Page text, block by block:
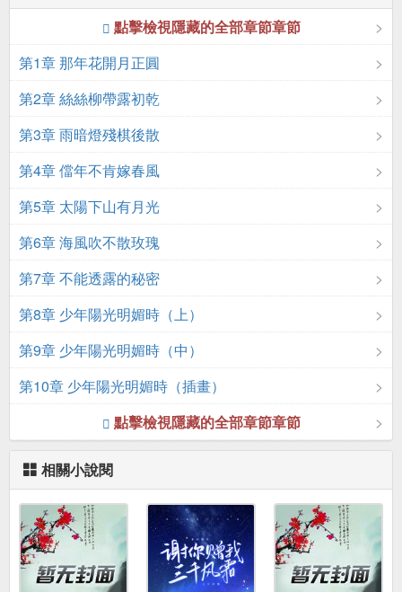
點擊檢視隱藏的全部章節章節
第1章 那年花開月正圓
第2章 絲絲柳帶露初乾
第3章 雨暗燈殘棋後散
第4章 儅年不肯嫁春風
第5章 太陽下山有月光
第6章 海風吹不散玫瑰
第7章 不能透露的秘密
第8章 少年陽光明媚時（上）
第9章 少年陽光明媚時（中）
第10章 少年陽光明媚時（插畫）
點擊檢視隱藏的全部章節章節
相關小說閱